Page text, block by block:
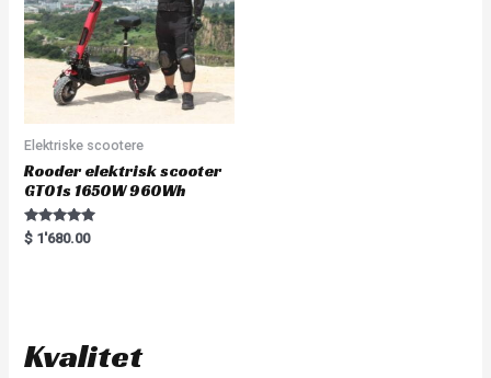
Elektriske scootere
Rooder elektrisk scooter
GT01s 1650W 960Wh
Rated
5.00
$ 1'680.00
Kvalitet